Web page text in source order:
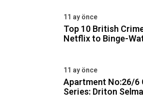
11 ay önce
Top 10 British
Netflix to Binge-
11 ay önce
Apartment No:26/6
Series: Driton